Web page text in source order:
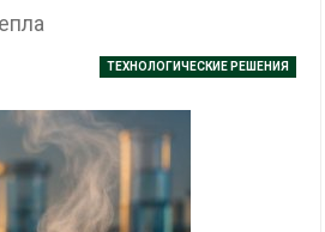
ТЕХНОЛОГИЧЕСКИЕ РЕШЕНИЯ
экологический контроль
в России фактически
ушёл от проверок к
8, 2026